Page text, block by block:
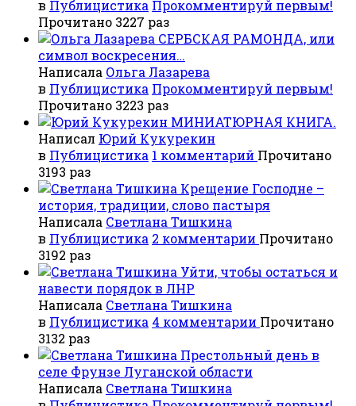
в Публицистика Прокомментируй первым!
Прочитано 3227 раз
СЕРБСКАЯ РАМОНДА, или
символ воскресения…
Написала Ольга Лазарева
в Публицистика Прокомментируй первым!
Прочитано 3223 раз
МИНИАТЮРНАЯ КНИГА.
Написал Юрий Кукурекин
в Публицистика 1 комментарий Прочитано
3193 раз
Крещение Господне –
история, традиции, слово пастыря
Написала Светлана Тишкина
в Публицистика 2 комментарии Прочитано
3192 раз
Уйти, чтобы остаться и
навести порядок в ЛНР
Написала Светлана Тишкина
в Публицистика 4 комментарии Прочитано
3132 раз
Престольный день в
селе Фрунзе Луганской области
Написала Светлана Тишкина